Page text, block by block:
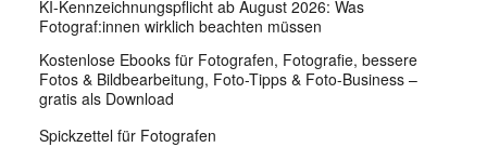
KI-Kennzeichnungspflicht ab August 2026: Was
Fotograf:innen wirklich beachten müssen
Kostenlose Ebooks für Fotografen, Fotografie, bessere
Fotos & Bildbearbeitung, Foto-Tipps & Foto-Business –
gratis als Download
Spickzettel für Fotografen